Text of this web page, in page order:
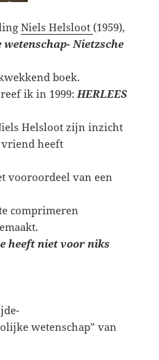
Niels Helsloot(1959),
Nietzsche
boek.
ik in 1999:HERLEES
Helsloot zijn inzicht
heeft
vooroordeel van een
comprimeren
heeft niet voor niks
wetenschap” van